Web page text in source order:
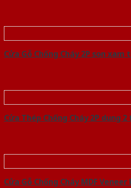
Cửa Gỗ Chống Cháy 2P son xam
Cửa Thép Chống Cháy 2P dung
Cửa Gỗ Chống Cháy MDF Veneer